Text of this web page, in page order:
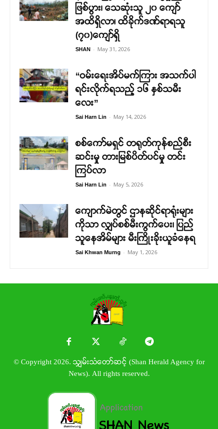
ဖြစ်ပွား၊ သေဆုံးသူ ၂၀ ကျော်
အထိရှိလာ၊ ထိခိုက်ဒဏ်ရာရသူ
(၇၀)ကျော်ရှိ
SHAN - May 31, 2026
“ဝမ်းရေးအိပ်မက်ကြား အသက်ပါ
ရင်းလိုက်ရသည့် ၁၆ နှစ်သမီး
လေး”
Sai Harn Lin - May 14, 2026
စစ်ကော်မရှင် တရုတ်ကုန်စည်စီး
ဆင်းမှု တားမြစ်ပိတ်ပင်မှု တင်း
ကြပ်လာ
Sai Harn Lin - May 5, 2026
ကျောက်မဲတွင် ဌာနဆိုင်ရာရုံးများ
ကိုသာ လျှပ်စစ်မီးကွက်ပေး၊ ပြည်
သူနေအိမ်များ မီးကြိုးခိုးယူခံနေရ
Sai Khwan Murng - May 1, 2026
© Copyright 2026. သျှမ်းသံတော်ဆင့် (Shan Herald Agency for
News). All rights reserved.